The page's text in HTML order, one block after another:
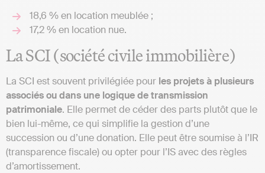
18,6 % en location meublée ;
17,2 % en location nue.
La SCI (société civile immobilière)
La SCI est souvent privilégiée pour les projets à plusieurs
associés ou dans une logique de transmission
patrimoniale. Elle permet de céder des parts plutôt que le
bien lui-même, ce qui simplifie la gestion d’une
succession ou d’une donation. Elle peut être soumise à l’IR
(transparence fiscale) ou opter pour l’IS avec des règles
d’amortissement.